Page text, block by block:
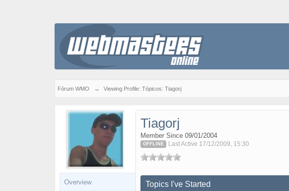
Fórum WMO → Viewing Profile: Tópicos: Tiagorj
Overview
Tiagorj
Member Since 09/01/2004
OFFLINE Last Active 17/12/2009, 15:30
Topics I've Started